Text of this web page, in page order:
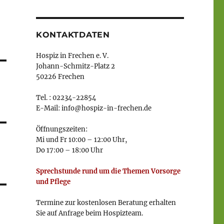
KONTAKTDATEN
Hospiz in Frechen e. V.
Johann-Schmitz-Platz 2
50226 Frechen
Tel. : 02234-22854
E-Mail: info@hospiz-in-frechen.de
Öffnungszeiten:
Mi und Fr 10:00 – 12:00 Uhr,
Do 17:00 – 18:00 Uhr
Sprechstunde rund um die Themen Vorsorge
und Pflege
Termine zur kostenlosen Beratung erhalten
Sie auf Anfrage beim Hospizteam.